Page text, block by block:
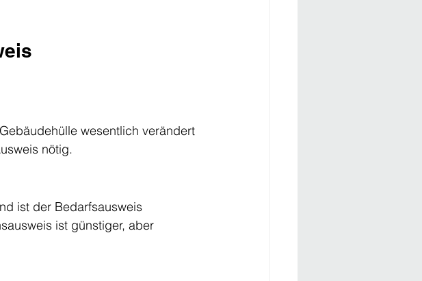
wesentlich verändert
nötig.
ist der Bedarfsausweis
ist günstiger, aber